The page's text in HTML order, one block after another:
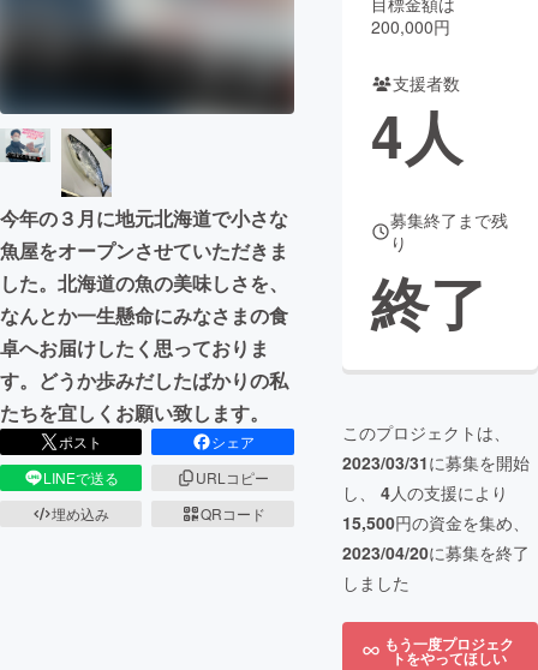
CAMPFIRE Creation
CAMPFIREふるさと納税
コミュニティ
今年の３月に地元北海道で小さな
魚屋をオープンさせていただきま
した。北海道の魚の美味しさを、
なんとか一生懸命にみなさまの食
卓へお届けしたく思っておりま
す。どうか歩みだしたばかりの私
たちを宜しくお願い致します。
ポスト
シェア
LINEで送る
URLコピー
埋め込み
QRコード
200,000円
支援者数
4人
募集終了まで残
り
終了
このプロジェクトは、
2023/03/31に募集を開始
し、 4人の支援により
15,500円の資金を集め、
2023/04/20に募集を終了
しました
もう一度プロジェク
トをやってほしい